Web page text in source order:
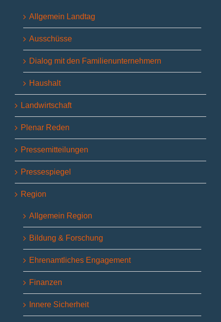
Allgemein Landtag
Ausschüsse
Dialog mit den Familienunternehmern
Haushalt
Landwirtschaft
Plenar Reden
Pressemitteilungen
Pressespiegel
Region
Allgemein Region
Bildung & Forschung
Ehrenamtliches Engagement
Finanzen
Innere Sicherheit